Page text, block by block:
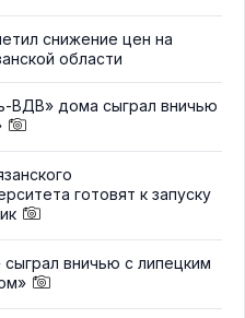
снижение цен на
области
ВДВ» дома сыграл вничью
готовят к запуску
вничью с липецким